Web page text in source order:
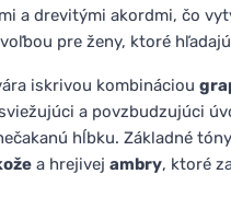
a drevitými akordmi, čo
pre ženy, ktoré
iskrivou kombináciou
a povzbudzujúci
hĺbku. Základné
a hrejivej ambry, ktoré